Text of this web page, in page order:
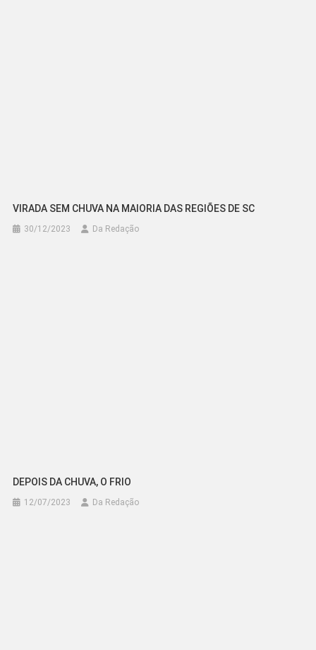
VIRADA SEM CHUVA NA MAIORIA DAS REGIÕES DE SC
30/12/2023 Da Redação
DEPOIS DA CHUVA, O FRIO
12/07/2023 Da Redação